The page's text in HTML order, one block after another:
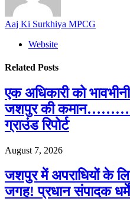
Aaj Ki Surkhiya MPCG
Website
Related Posts
एक अधिकारी को
जशपुर की कमान………
ग्राउंड रिपोर्ट
August 7, 2026
जशपुर में अपराधियों के
जगह! प्रधान संपादक